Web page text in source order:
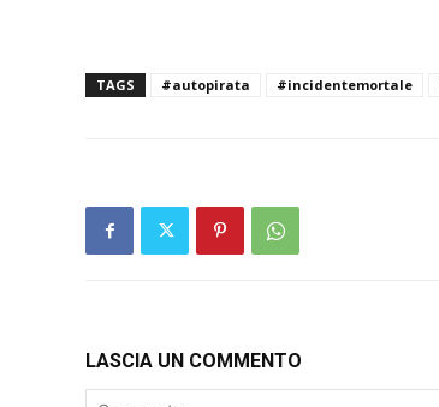
TAGS #autopirata #incidentemortale
LASCIA UN COMMENTO